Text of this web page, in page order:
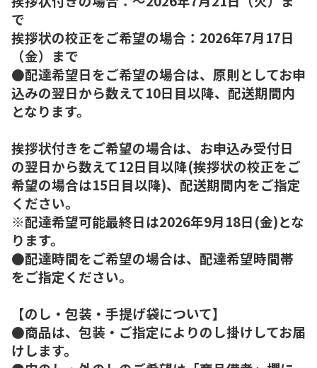
で
挨拶状の校正をご希望の場合：2026年7月17日
（金）まで
●配達希望日をご希望の場合は、原則としてお申
込みの翌日から数えて10日目以降、配送期間内
となります。
挨拶状付きをご希望の場合は、お申込み受付日
の翌日から数えて12日目以降(挨拶状の校正をご
希望の場合は15日目以降)、配送期間内をご指定
ください。
※配達希望可能最終日は2026年9月18日(金)とな
ります。
●配達時間をご希望の場合は、配達希望時間帯
をご指定ください。
【のし・包装・手提げ袋について】
●商品は、包装・ご指定によりのし掛けしてお届
けします。